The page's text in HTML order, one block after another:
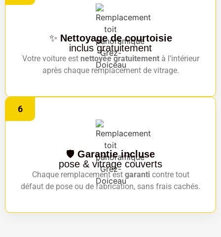
✨ Nettoyage de courtoisie
inclus gratuitement
Votre voiture est nettoyée gratuitementà l’intérieur
après chaque remplacement de vitrage.
6
🛡️ Garantie incluse
pose & vitrage couverts
Chaque remplacement est garanticontre tout
défaut de pose ou de fabrication, sans frais cachés.